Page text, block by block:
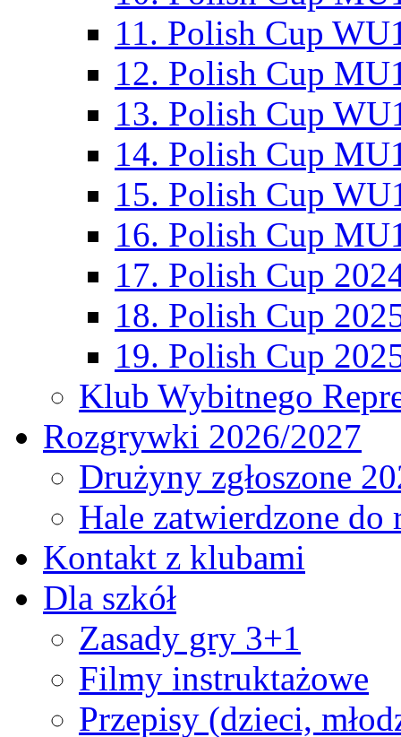
11. Polish Cup
12. Polish Cup
13. Polish Cup
14. Polish Cup
15. Polish Cup
16. Polish Cup
17. Polish Cup
18. Polish Cup
19. Polish Cup
Klub Wybitnego
Rozgrywki 2026/2027
Drużyny zgłoszone
Hale zatwierdzone
Kontakt z klubami
Dla szkół
Zasady gry 3+1
Filmy instruktażowe
Przepisy (dzieci,